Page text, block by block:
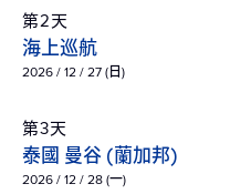
第2天
海上巡航
2026 / 12 / 27 (日)
第3天
泰國 曼谷 (蘭加邦)
2026 / 12 / 28 (一)